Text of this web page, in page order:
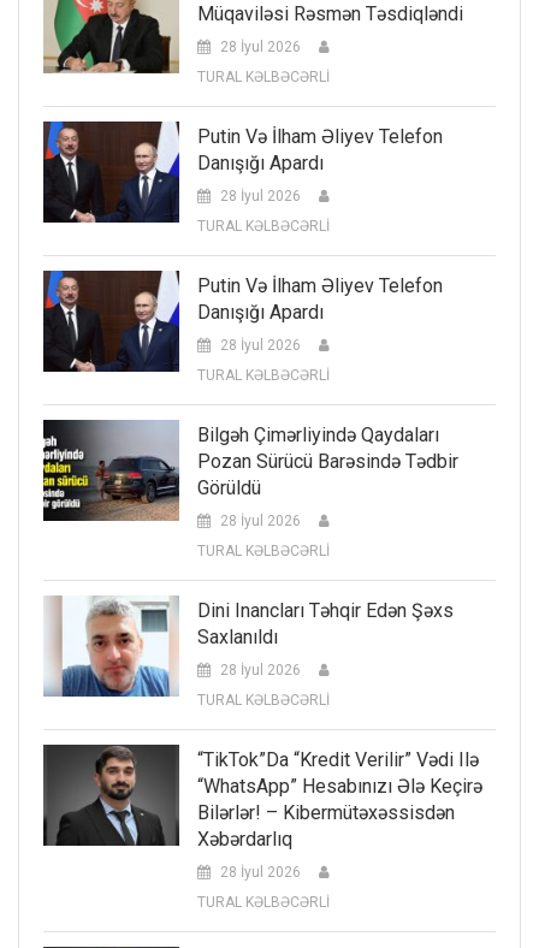
Müqaviləsi Rəsmən Təsdiqləndi
28 İyul 2026
TURAL KƏLBƏCƏRLİ
Putin Və İlham Əliyev Telefon
Danışığı Apardı
28 İyul 2026
TURAL KƏLBƏCƏRLİ
Putin Və İlham Əliyev Telefon
Danışığı Apardı
28 İyul 2026
TURAL KƏLBƏCƏRLİ
Bilgəh Çimərliyində Qaydaları
Pozan Sürücü Barəsində Tədbir
Görüldü
28 İyul 2026
TURAL KƏLBƏCƏRLİ
Dini Inancları Təhqir Edən Şəxs
Saxlanıldı
28 İyul 2026
TURAL KƏLBƏCƏRLİ
“TikTok”da “kredit Verilir” Vədi Ilə
“WhatsApp” Hesabınızı Ələ Keçirə
Bilərlər! – Kibermütəxəssisdən
Xəbərdarlıq
28 İyul 2026
TURAL KƏLBƏCƏRLİ